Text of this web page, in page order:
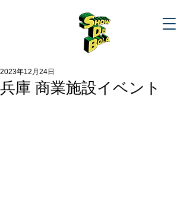
兵庫 商業施設イベント
2023年12月24日